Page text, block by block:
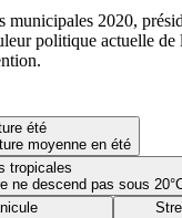
été
moyenne en été
tropicales
ne descend pas sous
municipales 2020,
politique actuelle de